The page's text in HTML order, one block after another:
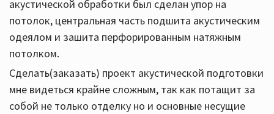
акустической обработки был сделан упор на
потолок, центральная часть подшита акустическим
одеялом и зашита перфорированным натяжным
потолком.
Сделать(заказать) проект акустической подготовки
мне видеться крайне сложным, так как потащит за
собой не только отделку но и основные несущие